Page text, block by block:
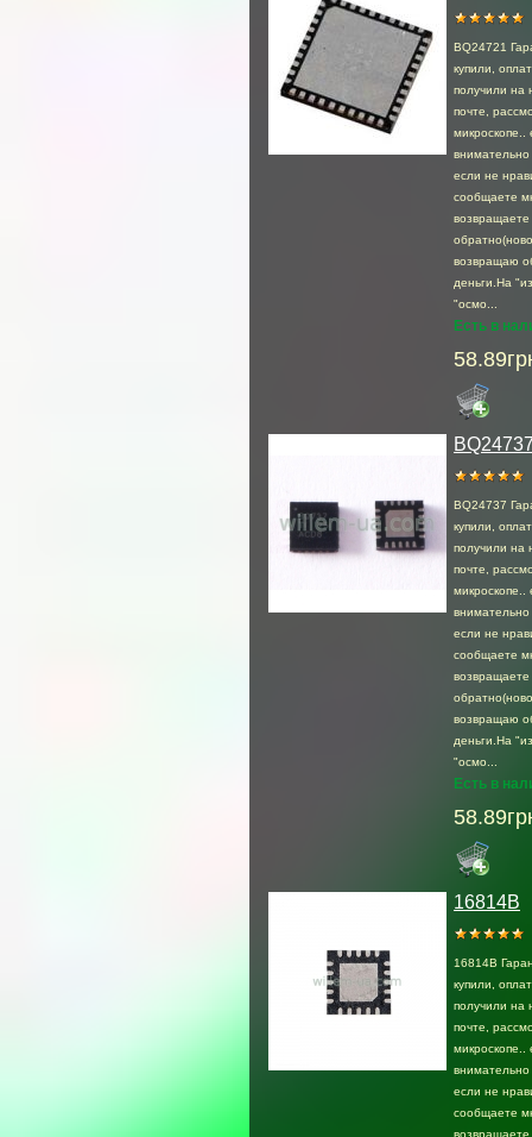
BQ24721
купили,
получили на
почте,
микроскопе..
внимательно
если не
сообщаете
возвращаете
возвращаю
деньги.На
"осмо...
Есть в
BQ24737
купили,
получили на
почте,
микроскопе..
внимательно
если не
сообщаете
возвращаете
возвращаю
деньги.На
"осмо...
Есть в
16814B
16814B
купили,
получили на
почте,
микроскопе..
внимательно
если не
сообщаете
возвращаете